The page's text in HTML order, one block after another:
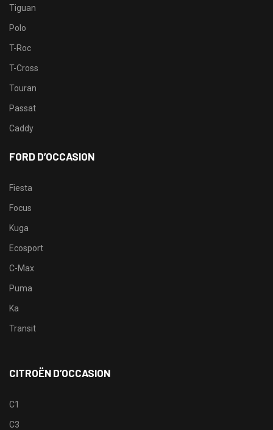
Tiguan
Polo
T-Roc
T-Cross
Touran
Passat
Caddy
FORD D’OCCASION
Fiesta
Focus
Kuga
Ecosport
C-Max
Puma
Ka
Transit
CITROËN D’OCCASION
C1
C3